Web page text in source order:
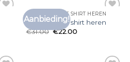
Aanbieding!
aan
LONG SLEEVE T SHIRT HEREN
long sleeve t shirt heren
€31.00 €22.00